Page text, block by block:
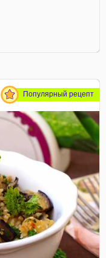
Популярный рецепт